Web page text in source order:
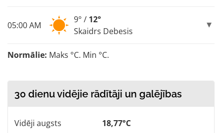
05:00 AM
9° / 12°
Skaidrs Debesis
Normālie: Maks °C. Min °C.
30 dienu vidējie rādītāji un galējības
Vidēji augsts
18,77°C